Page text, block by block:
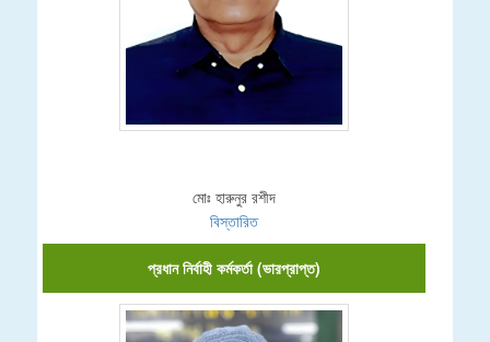
মোঃ হারুনুর রশীদ
বিস্তারিত
প্রধান নির্বাহী কর্মকর্তা (ভারপ্রাপ্ত)